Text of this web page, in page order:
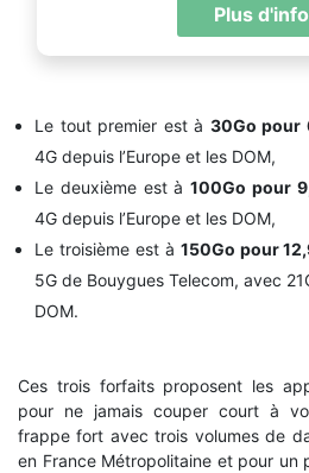
Plus
Le tout premier est à 30Go pour
4G depuis l’Europe et les DOM,
Le deuxième est à100Go pour
4G depuis l’Europe et les DOM,
Le troisième est à 150Go pour
5G de Bouygues Telecom, avec
DOM.
Ces trois forfaits proposent les
pour ne jamais couper court à
frappe fort avec trois volumes de
en France Métropolitaine et pour un